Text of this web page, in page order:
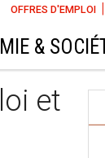
OFFRES D'EMPLOI
&
et